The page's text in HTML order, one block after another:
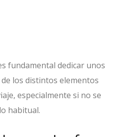
fundamental dedicar unos
los distintos elementos
especialmente si no se
habitual.